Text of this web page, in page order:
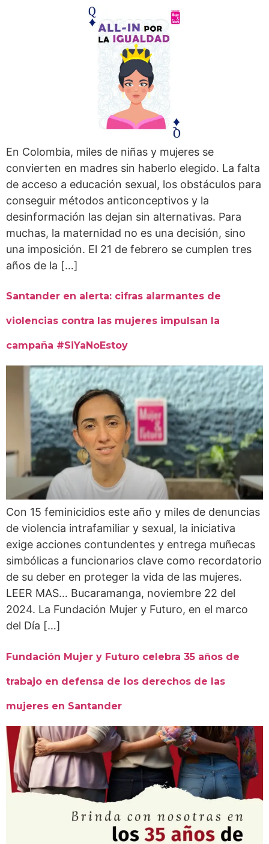
En Colombia, miles de niñas y mujeres se
convierten en madres sin haberlo elegido. La falta
de acceso a educación sexual, los obstáculos para
conseguir métodos anticonceptivos y la
desinformación las dejan sin alternativas. Para
muchas, la maternidad no es una decisión, sino
una imposición. El 21 de febrero se cumplen tres
años de la […]
Santander en alerta: cifras alarmantes de
violencias contra las mujeres impulsan la
campaña #SiYaNoEstoy
Con 15 feminicidios este año y miles de denuncias
de violencia intrafamiliar y sexual, la iniciativa
exige acciones contundentes y entrega muñecas
simbólicas a funcionarios clave como recordatorio
de su deber en proteger la vida de las mujeres.
LEER MAS… Bucaramanga, noviembre 22 del
2024. La Fundación Mujer y Futuro, en el marco
del Día […]
Fundación Mujer y Futuro celebra 35 años de
trabajo en defensa de los derechos de las
mujeres en Santander